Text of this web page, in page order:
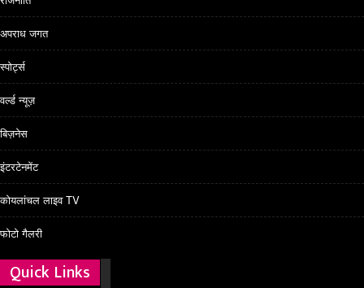
अपराध जगत
स्पोर्ट्स
वर्ल्ड न्यूज़
बिज़नेस
इंटरटेनमेंट
कोयलांचल लाइव TV
फोटो गैलरी
Quick Links